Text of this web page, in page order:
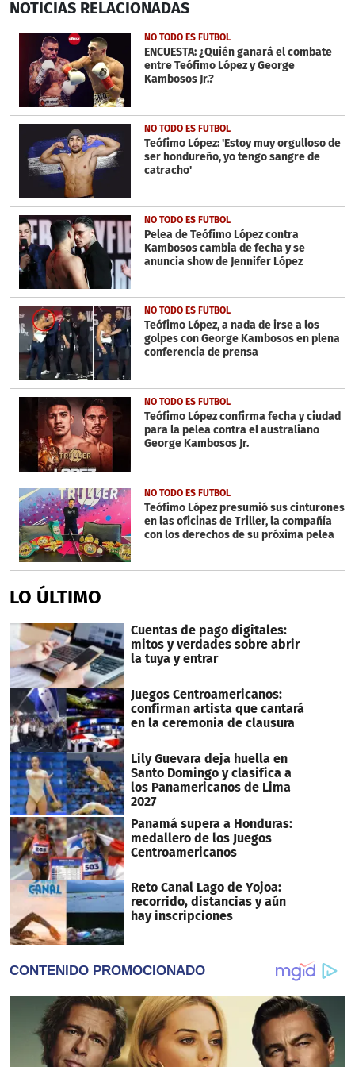
seconds
24
seconds
NOTICIAS RELACIONADAS
NO TODO ES FUTBOL
ENCUESTA: ¿Quién ganará el combate
entre Teófimo López y George
Kambosos Jr.?
NO TODO ES FUTBOL
Teófimo López: 'Estoy muy orgulloso de
ser hondureño, yo tengo sangre de
catracho'
NO TODO ES FUTBOL
Pelea de Teófimo López contra
Kambosos cambia de fecha y se
anuncia show de Jennifer López
NO TODO ES FUTBOL
Teófimo López, a nada de irse a los
golpes con George Kambosos en plena
conferencia de prensa
NO TODO ES FUTBOL
Teófimo López confirma fecha y ciudad
para la pelea contra el australiano
George Kambosos Jr.
NO TODO ES FUTBOL
Teófimo López presumió sus cinturones
en las oficinas de Triller, la compañía
con los derechos de su próxima pelea
LO ÚLTIMO
Cuentas de pago digitales:
mitos y verdades sobre abrir
la tuya y entrar
Juegos Centroamericanos:
confirman artista que cantará
en la ceremonia de clausura
Lily Guevara deja huella en
Santo Domingo y clasifica a
los Panamericanos de Lima
2027
Panamá supera a Honduras:
medallero de los Juegos
Centroamericanos
Reto Canal Lago de Yojoa:
recorrido, distancias y aún
hay inscripciones